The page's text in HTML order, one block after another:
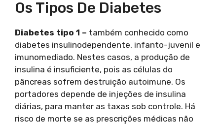
Os Tipos De Diabetes
Diabetes tipo 1 – também conhecido como
diabetes insulinodependente, infanto-juvenil e
imunomediado. Nestes casos, a produção de
insulina é insuficiente, pois as células do
pâncreas sofrem destruição autoimune. Os
portadores depende de injeções de insulina
diárias, para manter as taxas sob controle. Há
risco de morte se as prescrições médicas não